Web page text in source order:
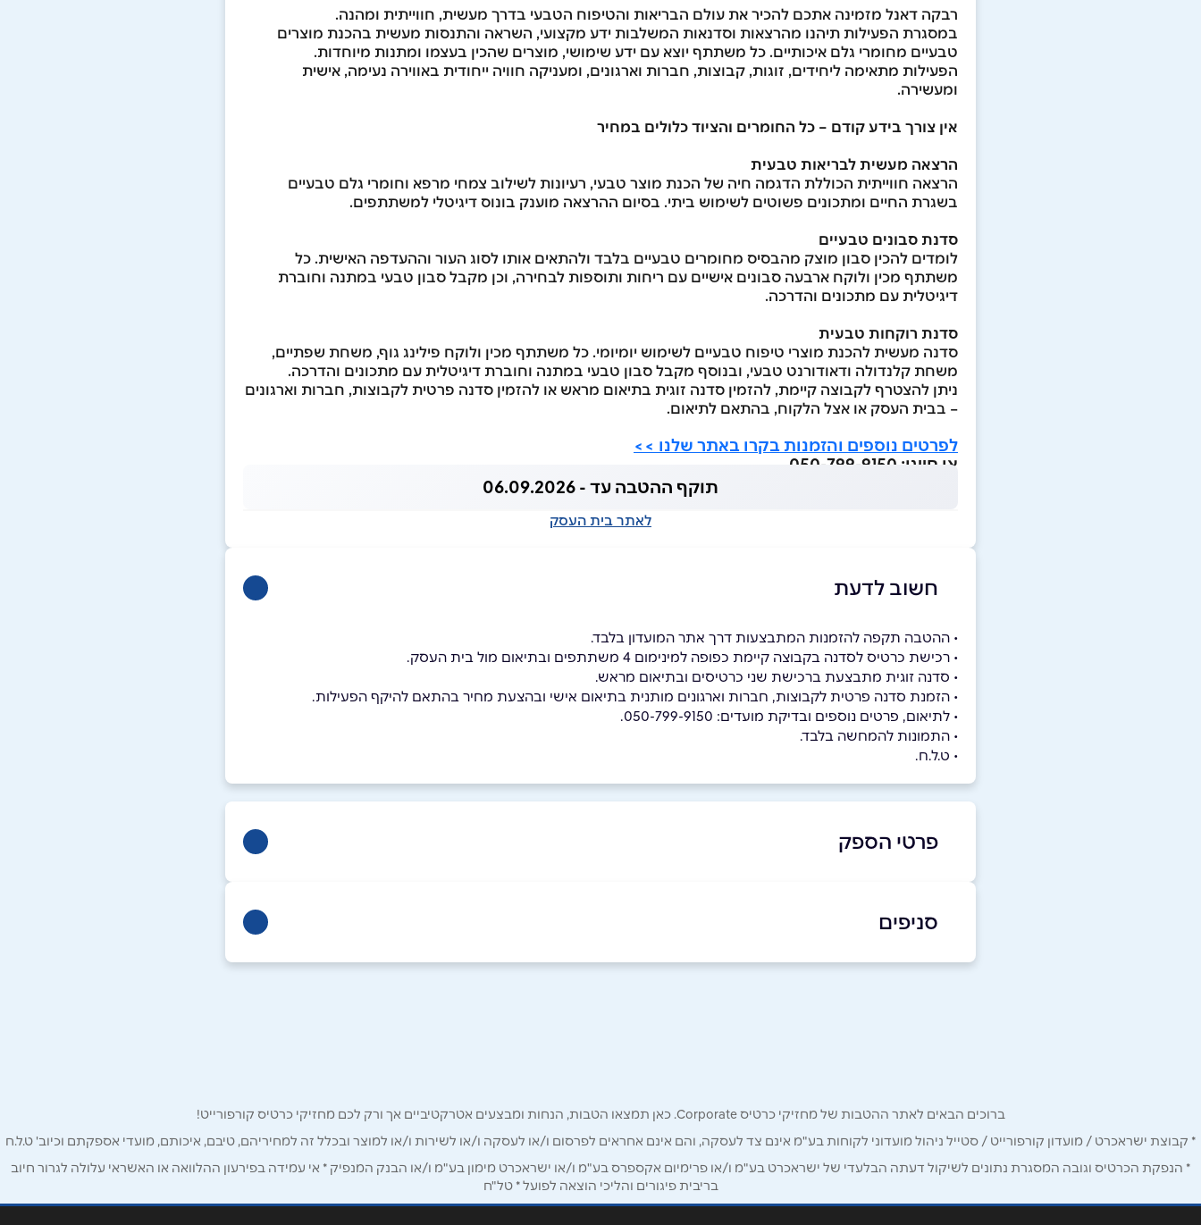
רבקה דאנל מזמינה אתכם להכיר את עולם הבריאות והטיפוח הטבעי בדרך מעשית, חווייתית ומהנה.
במסגרת הפעילות תיהנו מהרצאות וסדנאות המשלבות ידע מקצועי, השראה והתנסות מעשית בהכנת מוצרים
טבעיים מחומרי גלם איכותיים. כל משתתף יוצא עם ידע שימושי, מוצרים שהכין בעצמו ומתנות מיוחדות.
הפעילות מתאימה ליחידים, זוגות, קבוצות, חברות וארגונים, ומעניקה חוויה ייחודית באווירה נעימה, אישית
ומעשירה.
אין צורך בידע קודם – כל החומרים והציוד כלולים במחיר
הרצאה מעשית לבריאות טבעית
הרצאה חווייתית הכוללת הדגמה חיה של הכנת מוצר טבעי, רעיונות לשילוב צמחי מרפא וחומרי גלם טבעיים
בשגרת החיים ומתכונים פשוטים לשימוש ביתי. בסיום ההרצאה מוענק בונוס דיגיטלי למשתתפים.
סדנת סבונים טבעיים
לומדים להכין סבון מוצק מהבסיס מחומרים טבעיים בלבד ולהתאים אותו לסוג העור וההעדפה האישית. כל
משתתף מכין ולוקח ארבעה סבונים אישיים עם ריחות ותוספות לבחירה, וכן מקבל סבון טבעי במתנה וחוברת
דיגיטלית עם מתכונים והדרכה.
סדנת רוקחות טבעית
סדנה מעשית להכנת מוצרי טיפוח טבעיים לשימוש יומיומי. כל משתתף מכין ולוקח פילינג גוף, משחת שפתיים,
משחת קלנדולה ודאודורנט טבעי, ובנוסף מקבל סבון טבעי במתנה וחוברת דיגיטלית עם מתכונים והדרכה.
ניתן להצטרף לקבוצה קיימת, להזמין סדנה זוגית בתיאום מראש או להזמין סדנה פרטית לקבוצות, חברות וארגונים
– בבית העסק או אצל הלקוח, בהתאם לתיאום.
לפרטים נוספים והזמנות בקרו באתר שלנו >>
או חייגו: 050-799-9150
תוקף ההטבה עד - 06.09.2026
לאתר בית העסק
חשוב לדעת
• ההטבה תקפה להזמנות המתבצעות דרך אתר המועדון בלבד.
• רכישת כרטיס לסדנה בקבוצה קיימת כפופה למינימום 4 משתתפים ובתיאום מול בית העסק.
• סדנה זוגית מתבצעת ברכישת שני כרטיסים ובתיאום מראש.
• הזמנת סדנה פרטית לקבוצות, חברות וארגונים מותנית בתיאום אישי ובהצעת מחיר בהתאם להיקף הפעילות.
• לתיאום, פרטים נוספים ובדיקת מועדים: 050-799-9150.
• התמונות להמחשה בלבד.
• ט.ל.ח.
פרטי הספק
באתר
נושא*
אנא חזרו אלי בקשר ל...
הודעה*
סניפים
אבו גוש
ברוכים הבאים לאתר ההטבות של מחזיקי כרטיס Corporate. כאן תמצאו הטבות, הנחות ומבצעים אטרקטיביים אך ורק לכם מחזיקי כרטיס קורפורייט!
* קבוצת ישראכרט / מועדון קורפורייט / סטייל ניהול מועדוני לקוחות בע"מ אינם צד לעסקה, והם אינם אחראים לפרסום ו/או לעסקה ו/או לשירות ו/או למוצר ובכלל זה למחיריהם, טיבם, איכותם, מועדי אספקתם וכיוב' ט.ל.ח
* הנפקת הכרטיס וגובה המסגרת נתונים לשיקול דעתה הבלעדי של ישראכרט בע"מ ו/או פרימיום אקספרס בע"מ ו/או ישראכרט מימון בע"מ ו/או הבנק המנפיק * אי עמידה בפירעון ההלוואה או האשראי עלולה לגרור חיוב
בריבית פיגורים והליכי הוצאה לפועל * טל"ח